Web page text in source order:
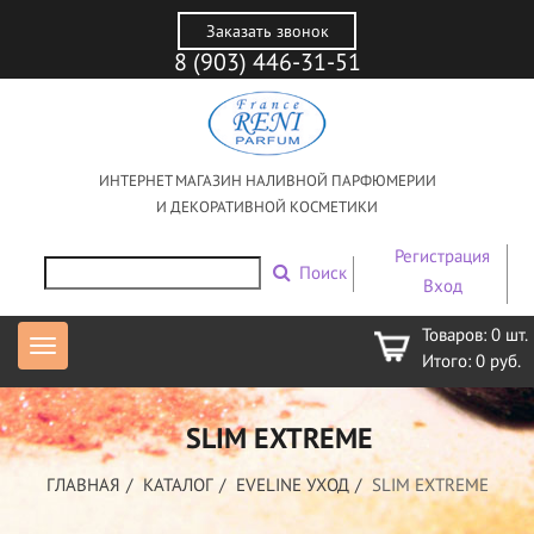
Заказать звонок
8 (903) 446-31-51
ИНТЕРНЕТ МАГАЗИН НАЛИВНОЙ ПАРФЮМЕРИИ
И ДЕКОРАТИВНОЙ КОСМЕТИКИ
Поиск
Регистрация
Вход
Товаров: 0 шт.
Итого: 0 руб.
SLIM EXTREME
ГЛАВНАЯ КАТАЛОГ EVELINE УХОД SLIM EXTREME